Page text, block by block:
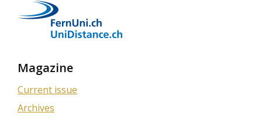
Magazine
Current issue
Archives